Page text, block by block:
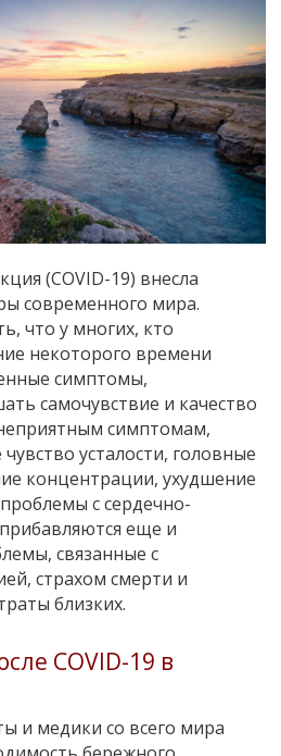
(COVID-19) внесла
современного мира.
что у многих, кто
некоторого времени
симптомы,
самочувствие и качество
симптомам,
усталости, головные
концентрации, ухудшение
с сердечно-
еще и
связанные с
страхом смерти и
близких.
COVID-19 в
и медики со всего мира